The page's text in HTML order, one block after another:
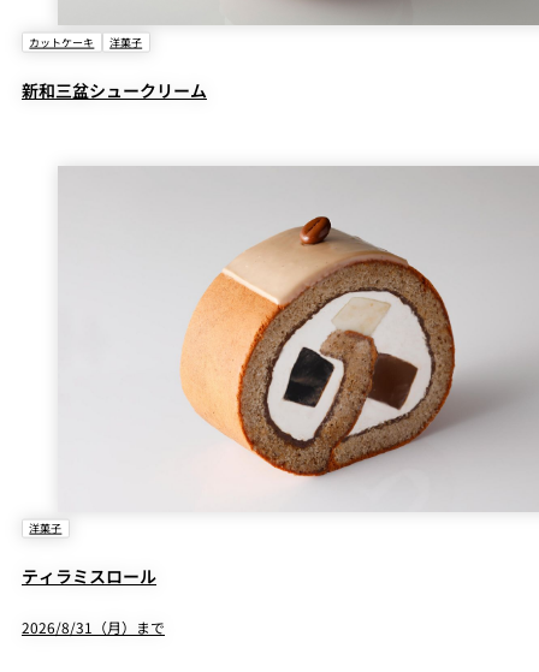
カットケーキ 洋菓子
新和三盆シュークリーム
洋菓子
ティラミスロール
2026/8/31（月）まで